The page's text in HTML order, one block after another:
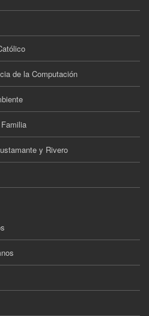
de la Computación
y Rivero